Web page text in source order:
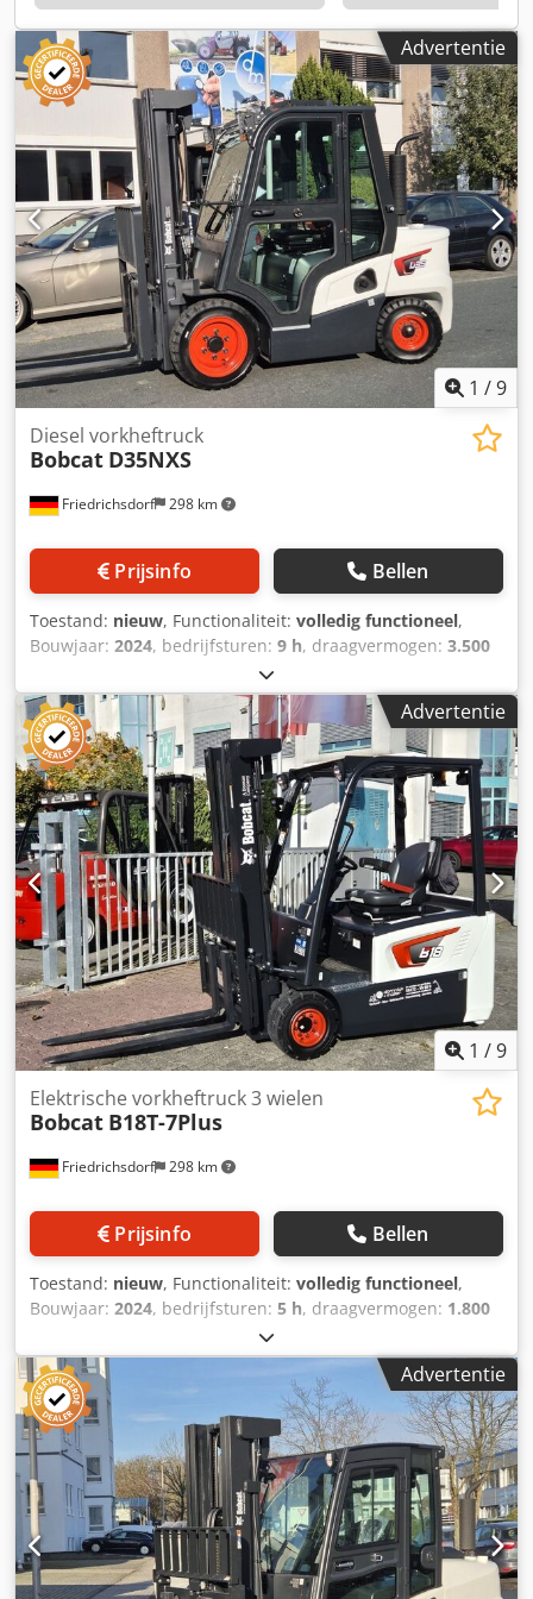
voorbanden: polyurethaan Conditie van de voorbanden: 80
- 100% Type achterbanden: polyurethaan Conditie van de
achterbanden: 80 - 100% Accuspanning: 24V Batterij Ah:
150Ah Batterijtype: lithium-ion Bouwjaar batterij: 2025
Batterijstatus: 80 - 100% Initiële slag, volledige vrije slag,
CE-certificaat, Onderhoudsvrije lithium-ionbatterij,
Advertentie
1 /9
Friedrichsdorf 298 km
Diesel vorkheftruck
Bobcat D35NXS
Prijsinfo Bellen
Toestand: nieuw, Functionaliteit: volledig functioneel,
Bouwjaar: 2024, bedrijfsturen: 9 h, draagvermogen: 3.500
, vrije hefhoogte:
brandstoftype:diesel, masttype:triplex, bouwhoogte:
2.350 mm
, vermogen:45 kW (61,18 pk),
vorkenbordbreedte:1.190 mm, vorklengte: 1.200 mm
leeggewicht:4.850 kg, totale lengte:2.750 mm ,
aandrijftype:Diesel, bouwbreedte: 1.290 mm , Diesel
heftruck Lastzwaartepunt: 500 ISO klasse: ISO klasse 3 =
2.500 - 4.999 kg Masttype: triplex Dkjdpfjy U R Dcsx Amter
Transmissie: koppelomvormer Snelheidsklasse: 20
Conditie: nieuw apparaat Technische staat: nieuw
Voorbanden type: superelastisch Voorbanden maat: 28-9
x15 Voorbanden staat: 80 - 100% Achterbanden type:
superelastisch Achterbanden maat: 6.50x10 Achterbanden
staat: 80 - 100% Zijscheider, 3e ventiel, 4e ventiel,
werklamp achter, werklamp voor, lastbeschermrooster,
volledige cabine, volledige vrije heffing, CE-certificaat,
binnenspiegel, buitenspiegel, zwaailicht, ruitenwisser,
Advertentie
1 /9
Friedrichsdorf 298 km
Elektrische vorkheftruck 3 wielen
Bobcat B18T-7Plus
Prijsinfo Bellen
Toestand: nieuw, Functionaliteit: volledig functioneel,
Bouwjaar: 2024, bedrijfsturen: 5 h, draagvermogen: 1.800
, vrije hefhoogte:
brandstoftype:elektrisch, masttype:triplex, bouwhoogte:
2.130 mm
6 kW (8,16 pk), vorkenbordbreedte:
902 mm , vorklengte: , leeggewicht:3.250 kg,
totale lengte:
1.991 mm , aandrijftype:Elektro
bouwbreedte:1.090 mm, Elektrische 3-wiel vorkheftruck
Zwaartepunt last: 500 Vorkbreedte: 100 mm Vorkdikte: 35
mm ISO-klasse: ISO-klasse 2 = 1.000 - 2.500 kg Masttype:
Triplex Snelheidsklasse: 15 Staat: Nieuwe machine
Technische staat: Nieuw Type voorbanden: Superelastisch
Afmetingen voorbanden: 18x7-8 Voorbanden Conditie:
Advertentie